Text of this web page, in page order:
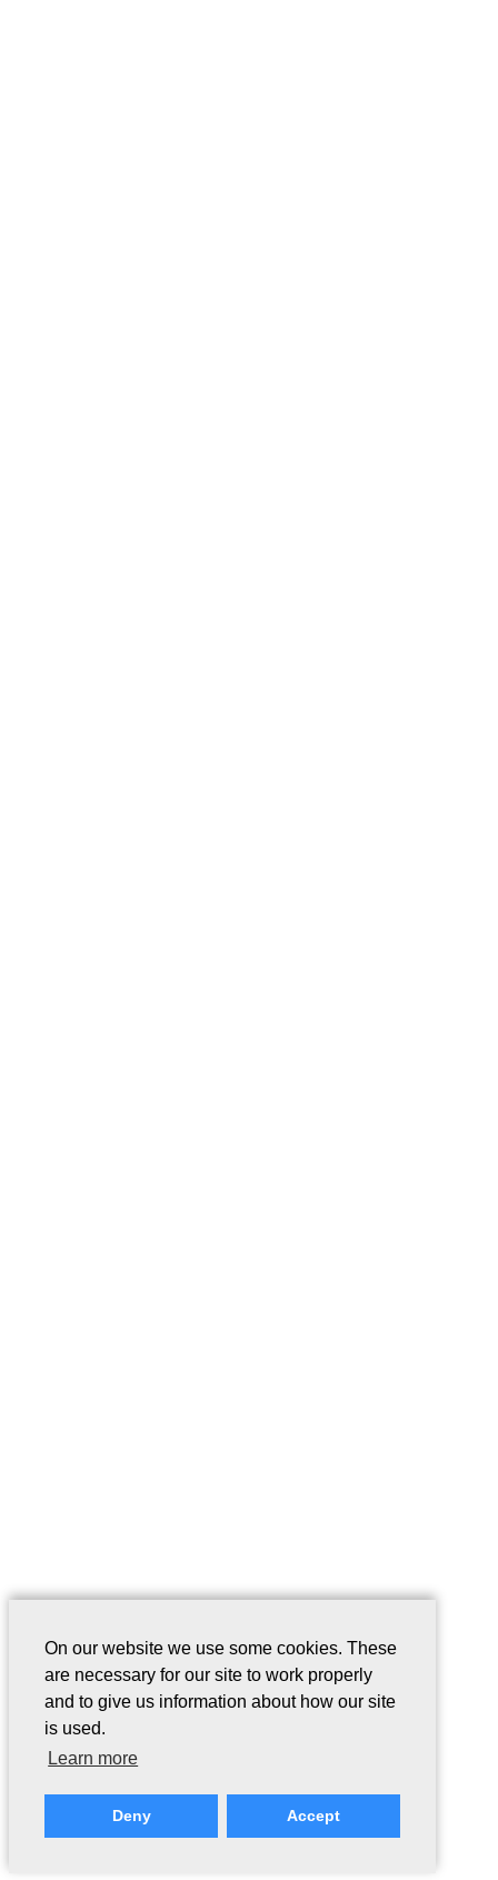
On our website we use some cookies. These
are necessary for our site to work properly
and to give us information about how our site
is used.
Learn more
Deny Accept